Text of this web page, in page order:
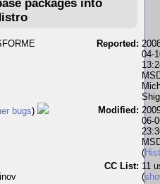
packages into
bugs)
Reported:
04-
Modified:
06-
(
CC List: 11
(